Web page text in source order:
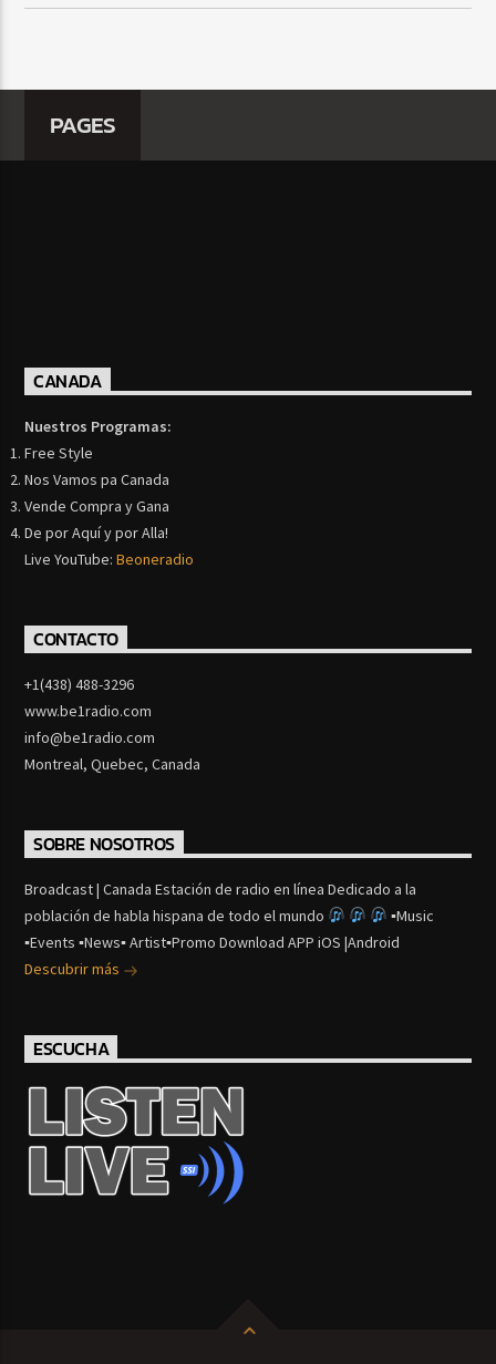
PAGES
CANADA
Nuestros Programas:
Free Style
Nos Vamos pa Canada
Vende Compra y Gana
De por Aquí y por Alla!
Live YouTube:Beoneradio
CONTACTO
+1(438) 488-3296
www.be1radio.com
info@be1radio.com
Montreal, Quebec, Canada
SOBRE NOSOTROS
Broadcast | Canada Estación de radio en línea Dedicado a la
población de habla hispana de todo el mundo
▪Music
▪Events ▪News▪ Artist▪Promo Download APP iOS |Android
Descubrir más
ESCUCHA